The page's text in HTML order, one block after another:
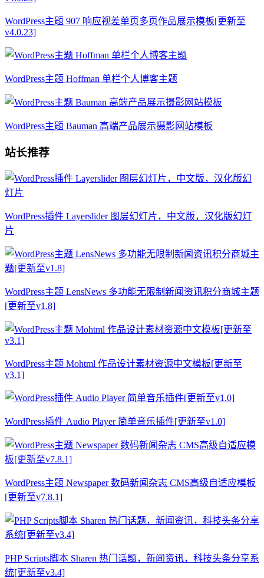
WordPress主题 907 响应视差单页多页作品展示模板[更新至
v4.0.23]
WordPress主题 Hoffman 单栏个人博客主题
WordPress主题 Bauman 高端产品展示摄影网站模板
站长推荐
WordPress插件 Layerslider 图层幻灯片，中文版，汉化版幻灯
片
WordPress主题 LensNews 多功能无限制新闻资讯积分商城主题
[更新至v1.8]
WordPress主题 Mohtml 作品设计素材资源中文模板[更新至
v3.1]
WordPress插件 Audio Player 简单音乐插件[更新至v1.0]
WordPress主题 Newspaper 数码新闻杂志 CMS高级自适应模板
[更新至v7.8.1]
PHP Scripts脚本 Sharen 热门话题，新闻资讯，科技头条分享系
统[更新至v3.4]